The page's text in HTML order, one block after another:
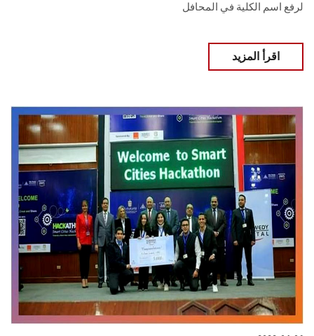
لرفع اسم الكلية في المحافل
اقرأ المزيد